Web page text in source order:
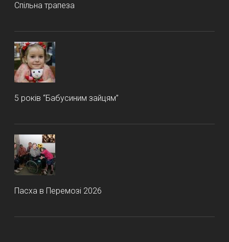
Спільна трапеза
5 років “Бабусиним зайцям”
Пасха в Перемозі 2026